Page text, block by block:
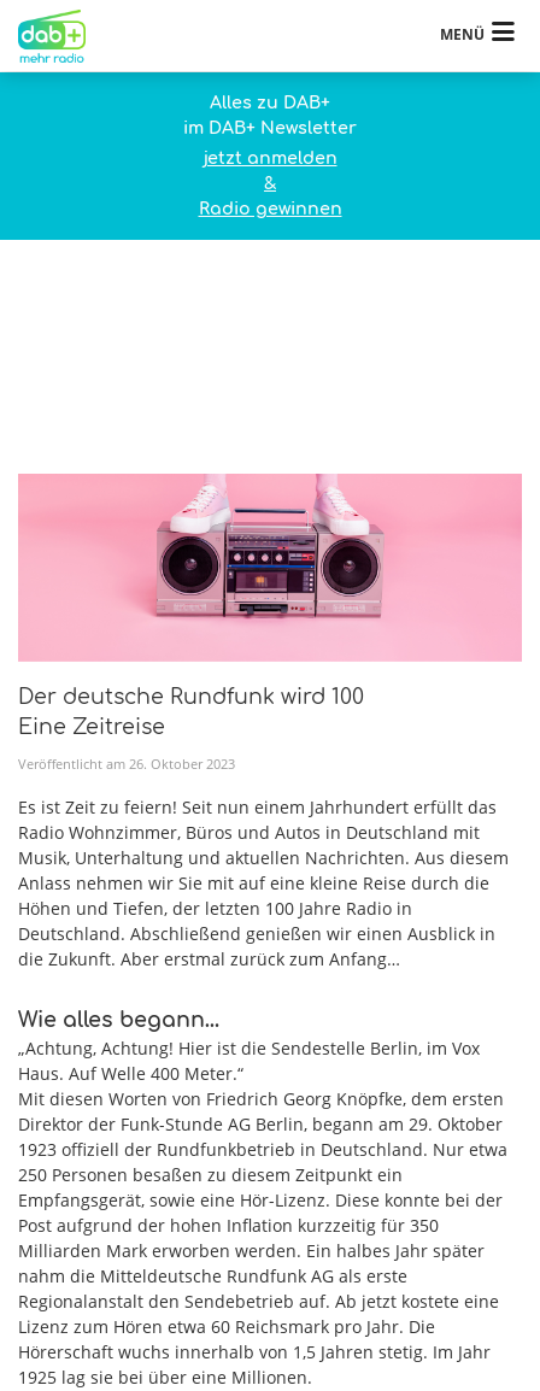
MENÜ
Alles zu DAB+
im DAB+ Newsletter
jetzt anmelden
&
Radio gewinnen
Der deutsche Rundfunk wird 100
Eine Zeitreise
Veröffentlicht am 26. Oktober 2023
Es ist Zeit zu feiern! Seit nun einem Jahrhundert erfüllt das
Radio Wohnzimmer, Büros und Autos in Deutschland mit
Musik, Unterhaltung und aktuellen Nachrichten. Aus diesem
Anlass nehmen wir Sie mit auf eine kleine Reise durch die
Höhen und Tiefen, der letzten 100 Jahre Radio in
Deutschland. Abschließend genießen wir einen Ausblick in
die Zukunft. Aber erstmal zurück zum Anfang…
Wie alles begann…
„Achtung, Achtung! Hier ist die Sendestelle Berlin, im Vox
Haus. Auf Welle 400 Meter.“
Mit diesen Worten von Friedrich Georg Knöpfke, dem ersten
Direktor der Funk-Stunde AG Berlin, begann am 29. Oktober
1923 offiziell der Rundfunkbetrieb in Deutschland. Nur etwa
250 Personen besaßen zu diesem Zeitpunkt ein
Empfangsgerät, sowie eine Hör-Lizenz. Diese konnte bei der
Post aufgrund der hohen Inflation kurzzeitig für 350
Milliarden Mark erworben werden. Ein halbes Jahr später
nahm die Mitteldeutsche Rundfunk AG als erste
Regionalanstalt den Sendebetrieb auf. Ab jetzt kostete eine
Lizenz zum Hören etwa 60 Reichsmark pro Jahr. Die
Hörerschaft wuchs innerhalb von 1,5 Jahren stetig. Im Jahr
1925 lag sie bei über eine Millionen.